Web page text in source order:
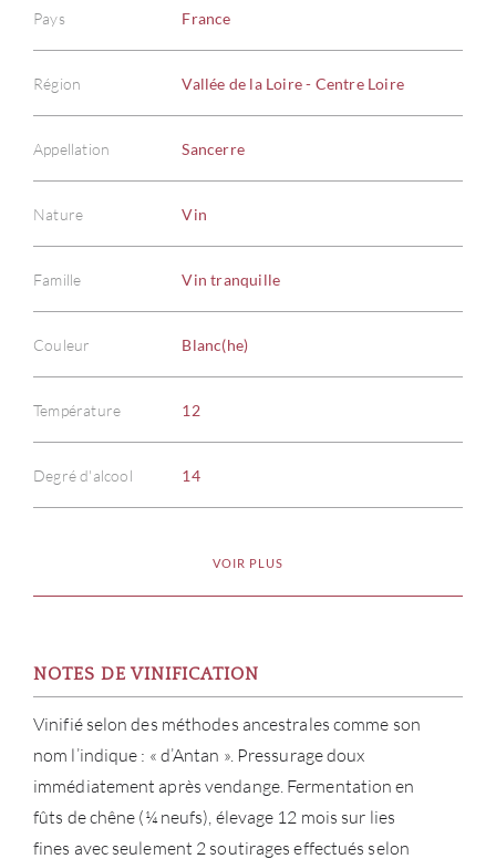
Pays France
Région Vallée de la Loire - Centre Loire
Appellation Sancerre
Nature Vin
Famille Vin tranquille
Couleur Blanc(he)
Température 12
Degré d'alcool 14
VOIR PLUS
NOTES DE VINIFICATION
Vinifié selon des méthodes ancestrales comme son
nom l’indique : « d’Antan ». Pressurage doux
immédiatement après vendange. Fermentation en
fûts de chêne (¼ neufs), élevage 12 mois sur lies
fines avec seulement 2 soutirages effectués selon